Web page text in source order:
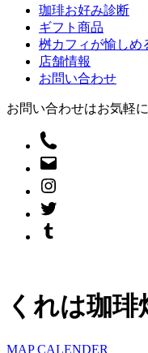
珈琲お好み診断
ギフト商品
桝カフィが愉しめ
店舗情報
お問い合わせ
お問い合わせはお気軽
くれは珈琲
MAP CALENDER